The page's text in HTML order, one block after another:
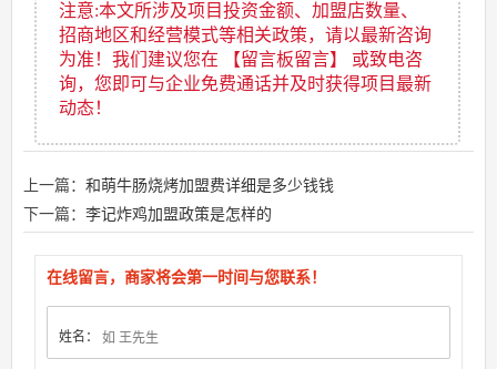
注意:本文所涉及项目投资金额、加盟店数量、
招商地区和经营模式等相关政策，请以最新咨询
为准！我们建议您在 【留言板留言】 或致电咨
询，您即可与企业免费通话并及时获得项目最新
动态！
上一篇： 和萌牛肠烧烤加盟费详细是多少钱钱
下一篇： 李记炸鸡加盟政策是怎样的
在线留言，商家将会第一时间与您联系！
姓名：